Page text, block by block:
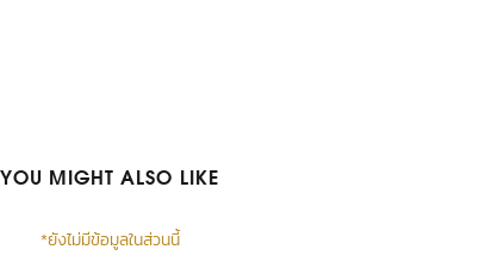
YOU MIGHT ALSO LIKE
*ยังไม่มีข้อมูลในส่วนนี้